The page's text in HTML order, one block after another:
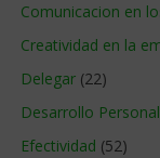
Comunicacion en
Creatividad en la
Delegar (22)
Desarrollo Personal
Efectividad (52)